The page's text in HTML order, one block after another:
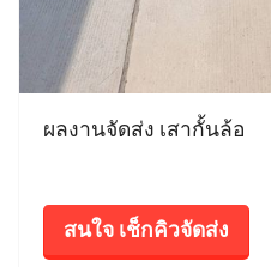
ผลงานจัดส่ง เสากั้นล้อ
สนใจ เช็กคิวจัดส่ง